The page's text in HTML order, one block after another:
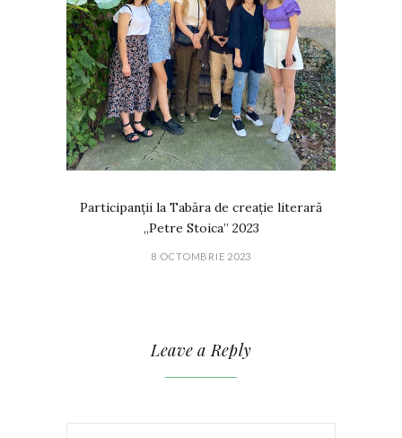
Participanții la Tabăra de creație literară
„Petre Stoica” 2023
8 OCTOMBRIE 2023
Leave a Reply